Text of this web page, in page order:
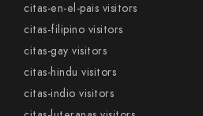
citas-en-el-pais visitors
citas-filipino visitors
citas-gay visitors
citas-hindu visitors
citas-indio visitors